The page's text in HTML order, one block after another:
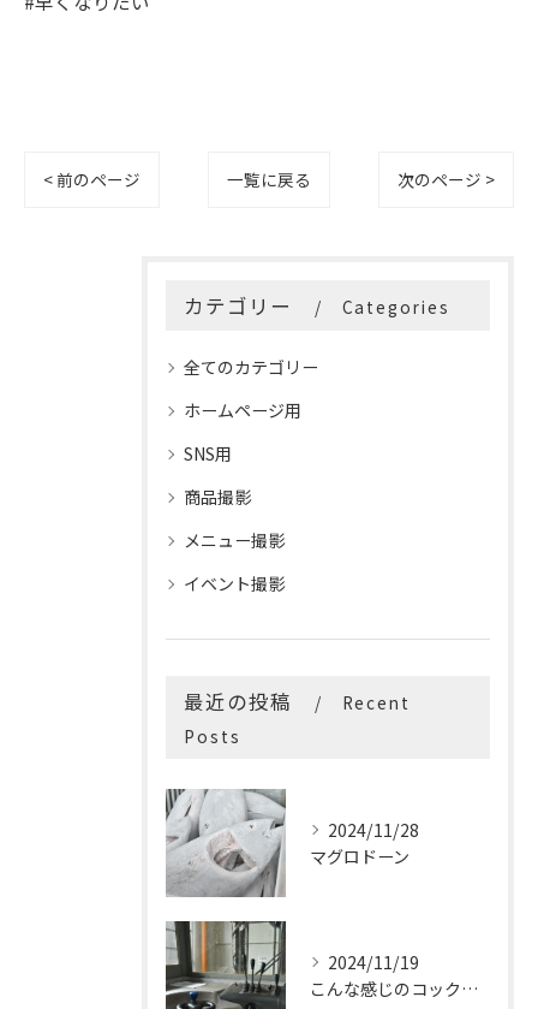
< 前のページ 一覧に戻る 次のページ >
カテゴリー Categories
全てのカテゴリー
ホームページ用
SNS用
商品撮影
メニュー撮影
イベント撮影
最近の投稿
Recent
Posts
2024/11/28
マグロドーン
2024/11/19
こんな感じのコックピットはたまらないです